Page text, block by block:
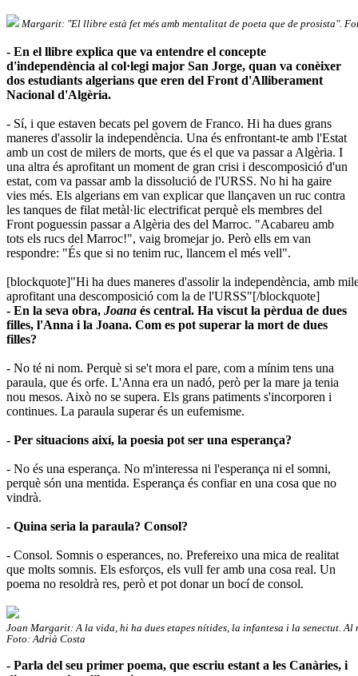
Margarit: "El llibre està fet més amb mentalitat de poeta que de prosista".
- En el llibre explica que va entendre el concepte
d'independència al col·legi major San Jorge, quan va conèixer
dos estudiants algerians que eren del Front d'Alliberament
Nacional d'Algèria.
- Sí, i que estaven becats pel govern de Franco. Hi ha dues grans
maneres d'assolir la independència. Una és enfrontant-te amb l'Estat
amb un cost de milers de morts, que és el que va passar a Algèria. I
una altra és aprofitant un moment de gran crisi i descomposició d'un
estat, com va passar amb la dissolució de l'URSS. No hi ha gaire
vies més. Els algerians em van explicar que llançaven un ruc contra
les tanques de filat metàl·lic electrificat perquè els membres del
Front poguessin passar a Algèria des del Marroc. "Acabareu amb
tots els rucs del Marroc!", vaig bromejar jo. Però ells em van
respondre: "És que si no tenim ruc, llancem el més vell".
[blockquote]"Hi ha dues maneres d'assolir la independència, amb
aprofitant una descomposició com la de l'URSS"[/blockquote]
- En la seva obra, Joana és central. Ha viscut la pèrdua de dues
filles, l'Anna i la Joana. Com es pot superar la mort de dues
filles?
- No té ni nom. Perquè si se't mora el pare, com a mínim tens una
paraula, que és orfe. L'Anna era un nadó, però per la mare ja tenia
nou mesos. Això no se supera. Els grans patiments s'incorporen i
continues. La paraula superar és un eufemisme.
- Per situacions així, la poesia pot ser una esperança?
- No és una esperança. No m'interessa ni l'esperança ni el somni,
perquè són una mentida. Esperança és confiar en una cosa que no
vindrà.
- Quina seria la paraula? Consol?
- Consol. Somnis o esperances, no. Prefereixo una mica de realitat
que molts somnis. Els esforços, els vull fer amb una cosa real. Un
poema no resoldrà res, però et pot donar un bocí de consol.
Joan Margarit: A la vida, hi ha dues etapes nítides, la infantesa i la senectut. Al
Foto: Adrià Costa
- Parla del seu primer poema, que escriu estant a les Canàries, i